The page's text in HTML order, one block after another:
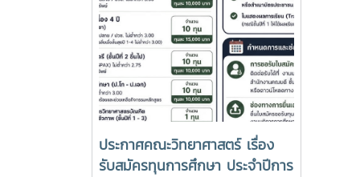
ประกาศคณะวิทยาศาสตร์ เรื่อง
รับสมัครทุนการศึกษา ประจำปีการ